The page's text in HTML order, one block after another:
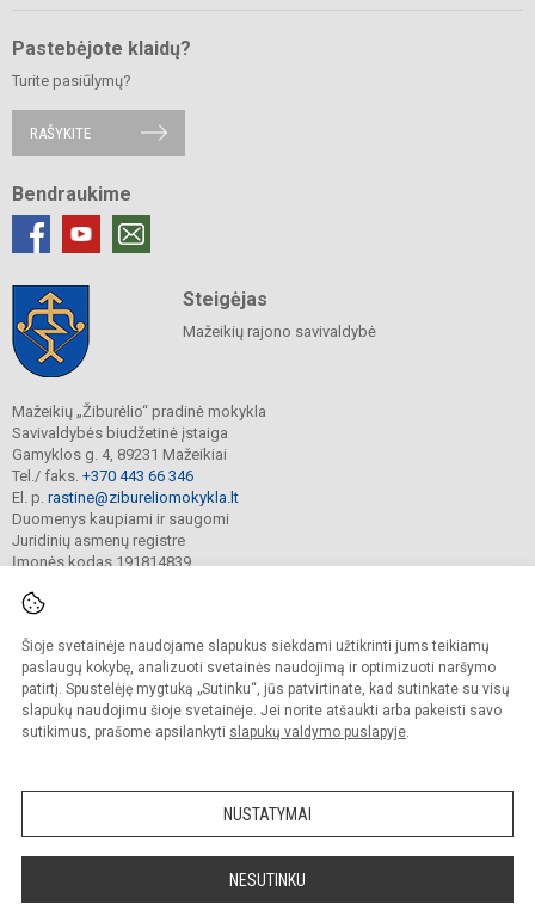
Šioje svetainėje naudojame slapukus siekdami užtikrinti jums teikiamų
paslaugų kokybę, analizuoti svetainės naudojimą ir optimizuoti naršymo
patirtį. Spustelėję mygtuką „Sutinku“, jūs patvirtinate, kad sutinkate su visų
slapukų naudojimu šioje svetainėje. Jei norite atšaukti arba pakeisti savo
sutikimus, prašome apsilankyti slapukų valdymo puslapyje.
NUSTATYMAI
NESUTINKU
Pastebėjote klaidų?
Turite pasiūlymų?
RAŠYKITE
Bendraukime
Steigėjas
Mažeikių rajono savivaldybė
Mažeikių „Žiburėlio“ pradinė mokykla
Savivaldybės biudžetinė įstaiga
Gamyklos g. 4, 89231 Mažeikiai
Tel./ faks. +370 443 66 346
El. p. rastine@zibureliomokykla.lt
Duomenys kaupiami ir saugomi
Juridinių asmenų registre
Įmonės kodas 191814839
© 2025. Mažeikių „Žiburėlio“ pradinė mokykla. Visos teisės saugomos.
Kopijuoti turinį be raštiško įstaigos administracijos sutikimo griežtai draudžiama.
Prieinamumo paraiška Slapukų valdymas
Sumanus būdas atnaujinti